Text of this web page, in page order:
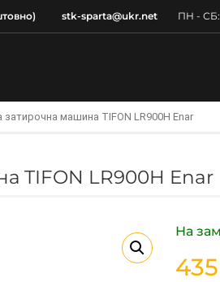
stk-sparta@ukr.net ПН - СБ:
машина TIFON LR900H Enar
TIFON LR900H Enar
На